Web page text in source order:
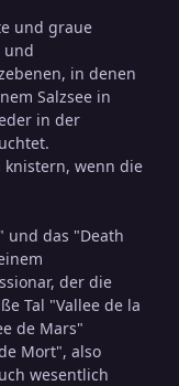
und graue
und
in denen
Salzsee in
in der
knistern, wenn die
und das "Death
der die
Tal "Vallee de la
de Mars"
Mort", also
wesentlich